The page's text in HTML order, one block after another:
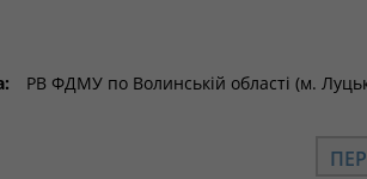
РВ ФДМУ по Волинській області (м.